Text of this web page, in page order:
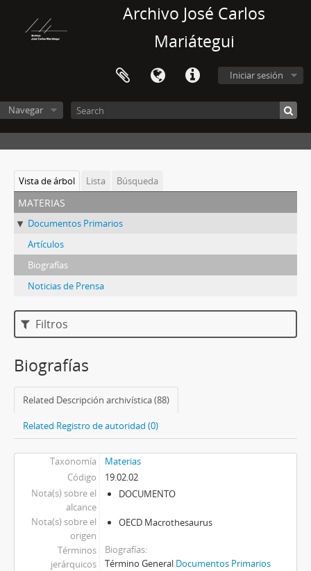
Archivo José Carlos
Mariátegui
Iniciar sesión
Navegar
Vista de árbol Lista Búsqueda
materias
Documentos Primarios
Artículos
Biografías
Noticias de Prensa
Filtros
Biografías
Related Descripción archivística (88)
Related Registro de autoridad (0)
Taxonomía
Materias
Código
19.02.02
Nota(s) sobre el
alcance
DOCUMENTO
Nota(s) sobre el
origen
OECD Macrothesaurus
Términos
jerárquicos
Biografías
Término General Documentos Primarios